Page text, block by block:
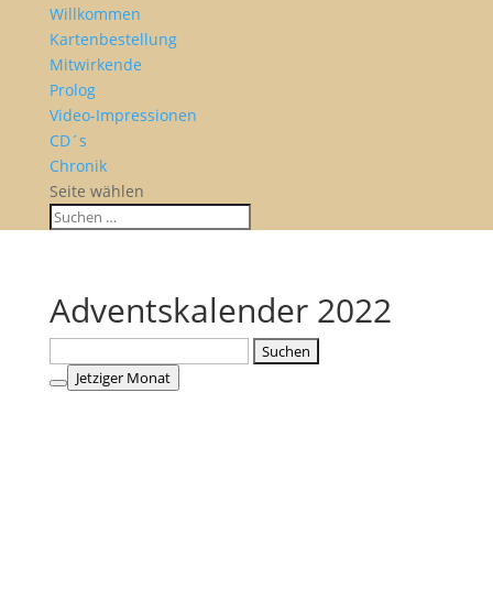
Willkommen
Kartenbestellung
Mitwirkende
Prolog
Video-Impressionen
CD´s
Chronik
Seite wählen
Adventskalender 2022
nach:Jetziger Monat